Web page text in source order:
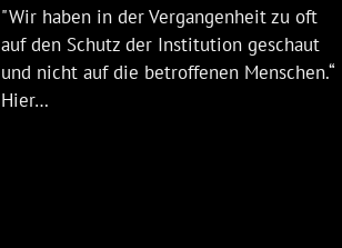
"Wir haben in der Vergangenheit zu oft
auf den Schutz der Institution geschaut
und nicht auf die betroffenen Menschen.“
Hier…